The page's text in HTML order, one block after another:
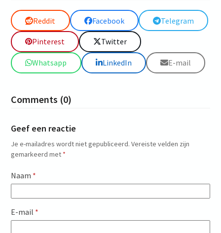
Reddit Facebook Telegram
Pinterest Twitter
Whatsapp LinkedIn E-mail
Comments (0)
Geef een reactie
Je e-mailadres wordt niet gepubliceerd. Vereiste velden zijn
gemarkeerd met *
Naam *
E-mail *